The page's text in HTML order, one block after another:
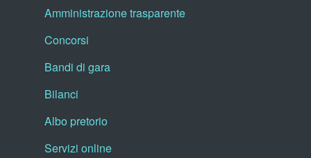
Amministrazione trasparente
Concorsi
Bandi di gara
Bilanci
Albo pretorio
Servizi online